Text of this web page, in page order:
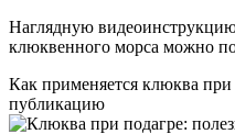
Наглядную
клюквенного морса можно
Как применяется клюква
публикацию